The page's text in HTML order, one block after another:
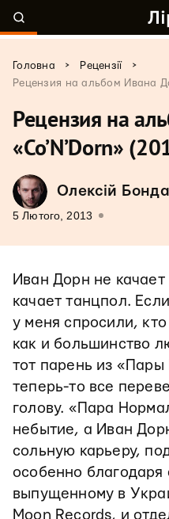
Головна > Рецензії
>
Рецензия на альбом Ивана
Рецензия на
«Co’N’Dorn»
Олексій
5 Лютого, 2013
Иван Дорн не
качает танцпол.
у меня спросили,
как и большинство
тот парень из
теперь-то все
голову. «Пара
небытие, а Иван
сольную карьеру,
особенно благодаря
выпущенному в
Moon Records, и